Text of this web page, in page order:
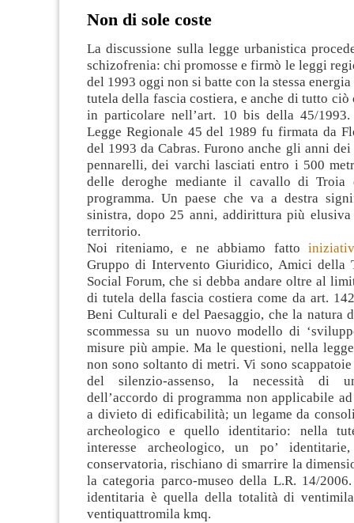
Non di sole coste
La discussione sulla legge urbanistica
schizofrenia: chi promosse e firmò le leggi
del 1993 oggi non si batte con la stessa
tutela della fascia costiera, e anche di tutto ciò
in particolare nell’art. 10 bis della 45/1993.
Legge Regionale 45 del 1989 fu firmata da
del 1993 da Cabras. Furono anche gli anni dei
pennarelli, dei varchi lasciati entro i 500
delle deroghe mediante il cavallo di Troia
programma. Un paese che va a destra
sinistra, dopo 25 anni, addirittura più
territorio.
Noi riteniamo, e ne abbiamo fatto
Gruppo di Intervento Giuridico, Amici della
Social Forum, che si debba andare oltre al
di tutela della fascia costiera come da art.
Beni Culturali e del Paesaggio, che la natura
scommessa su un nuovo modello di
misure più ampie. Ma le questioni, nella
non sono soltanto di metri. Vi sono
del silenzio-assenso, la necessità di
dell’accordo di programma non applicabile
a divieto di edificabilità; un legame da
archeologico e quello identitario: nella
interesse archeologico, un po’
conservatoria, rischiano di smarrire la
la categoria parco-museo della L.R. 14/
identitaria è quella della totalità di
ventiquattromila kmq.